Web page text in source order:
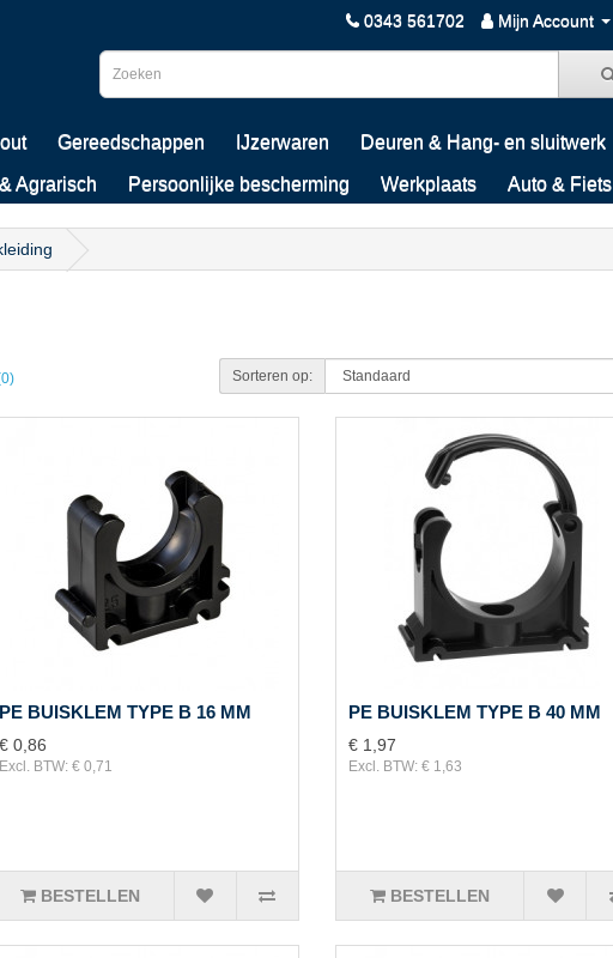
0343 561702 Mijn Account
Gereedschappen IJzerwaren Deuren & Hang- en sluitwerk
Agrarisch Persoonlijke bescherming Werkplaats Auto & Fiets
Sorteren op:
PE BUISKLEM TYPE B 16 MM
€ 0,86
Excl. BTW: € 0,71
BESTELLEN
PE BUISKLEM TYPE B 40 MM
€ 1,97
Excl. BTW: € 1,63
BESTELLEN